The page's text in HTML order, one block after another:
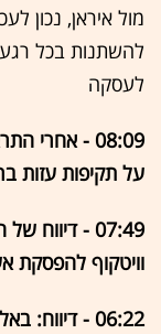
מול איראן, נכון
להשתנות בכל
לעסקה
08:09 -
על תקיפות עזות
07:49 - דיווח של ה-BBC:
וויטקוף להפסקת
06:22 -